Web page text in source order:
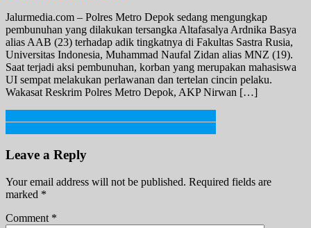
Jalurmedia.com – Polres Metro Depok sedang mengungkap
pembunuhan yang dilakukan tersangka Altafasalya Ardnika Basya
alias AAB (23) terhadap adik tingkatnya di Fakultas Sastra Rusia,
Universitas Indonesia, Muhammad Naufal Zidan alias MNZ (19).
Saat terjadi aksi pembunuhan, korban yang merupakan mahasiswa
UI sempat melakukan perlawanan dan tertelan cincin pelaku.
Wakasat Reskrim Polres Metro Depok, AKP Nirwan […]
Post
navigation
Leave a Reply
Your email address will not be published. Required fields are
marked *
Comment *